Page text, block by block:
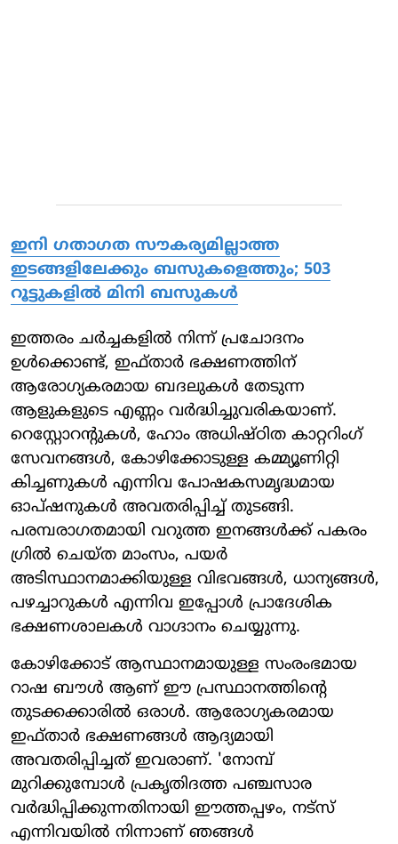
​ഇനി ഗതാ​ഗത സൗകര്യമില്ലാത്ത
ഇടങ്ങളിലേക്കും ബസുകളെത്തും; 503
റൂട്ടുകളിൽ മിനി ബസുകൾ
ഇത്തരം ചര്‍ച്ചകളില്‍ നിന്ന് പ്രചോദനം
ഉള്‍ക്കൊണ്ട്, ഇഫ്താര്‍ ഭക്ഷണത്തിന്
ആരോഗ്യകരമായ ബദലുകള്‍ തേടുന്ന
ആളുകളുടെ എണ്ണം വര്‍ദ്ധിച്ചുവരികയാണ്.
റെസ്റ്റോറന്റുകള്‍, ഹോം അധിഷ്ഠിത കാറ്ററിംഗ്
സേവനങ്ങള്‍, കോഴിക്കോടുള്ള കമ്മ്യൂണിറ്റി
കിച്ചണുകള്‍ എന്നിവ പോഷകസമൃദ്ധമായ
ഓപ്ഷനുകള്‍ അവതരിപ്പിച്ച് തുടങ്ങി.
പരമ്പരാഗതമായി വറുത്ത ഇനങ്ങള്‍ക്ക് പകരം
ഗ്രില്‍ ചെയ്ത മാംസം, പയര്‍
അടിസ്ഥാനമാക്കിയുള്ള വിഭവങ്ങള്‍, ധാന്യങ്ങള്‍,
പഴച്ചാറുകള്‍ എന്നിവ ഇപ്പോള്‍ പ്രാദേശിക
ഭക്ഷണശാലകള്‍ വാഗ്ദാനം ചെയ്യുന്നു.
കോഴിക്കോട് ആസ്ഥാനമായുള്ള സംരംഭമായ
റാഷ ബൗള്‍ ആണ് ഈ പ്രസ്ഥാനത്തിന്റെ
തുടക്കക്കാരില്‍ ഒരാള്‍. ആരോഗ്യകരമായ
ഇഫ്താര്‍ ഭക്ഷണങ്ങള്‍ ആദ്യമായി
അവതരിപ്പിച്ചത് ഇവരാണ്. 'നോമ്പ്
മുറിക്കുമ്പോള്‍ പ്രകൃതിദത്ത പഞ്ചസാര
വര്‍ദ്ധിപ്പിക്കുന്നതിനായി ഈത്തപ്പഴം, നട്‌സ്
എന്നിവയില്‍ നിന്നാണ് ഞങ്ങള്‍